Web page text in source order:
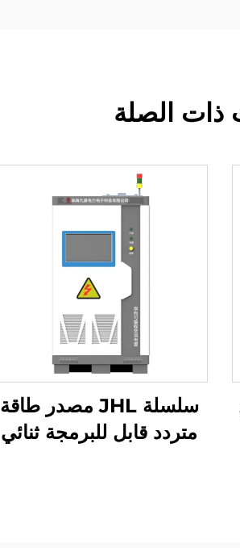
ذات الصلة
سلسلة JHL مصدر طاقة
متردد قابل للبرمجة ثنائي